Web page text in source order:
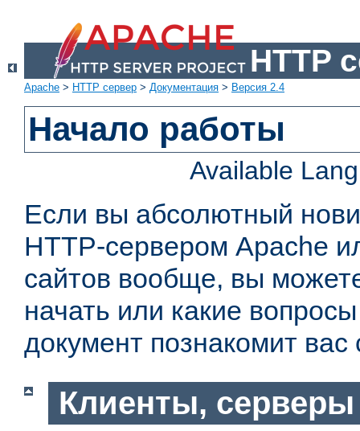
HTTP
Apache > HTTP сервер > Документация > Версия 2.4
Начало работы
Available
Если вы абсолютный
HTTP-сервером Apache
сайтов вообще, вы
начать или какие
документ познакомит вас
Клиенты, серверы